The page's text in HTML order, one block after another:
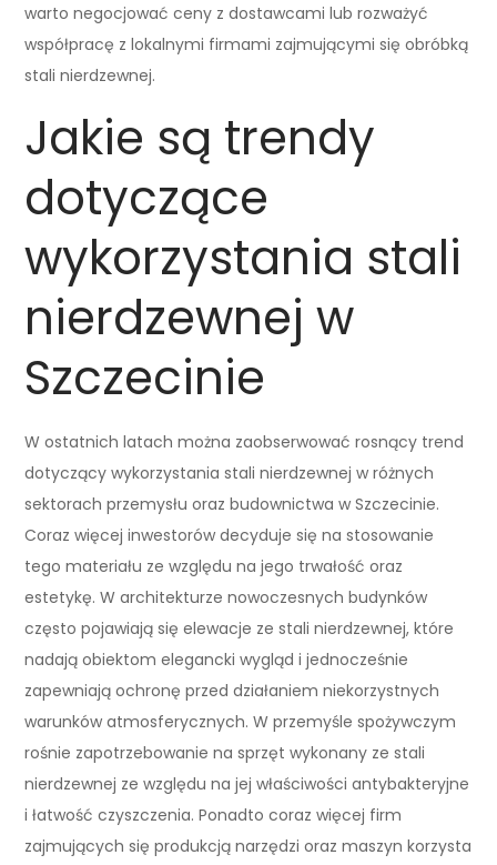
warto negocjować ceny z dostawcami lub rozważyć
współpracę z lokalnymi firmami zajmującymi się obróbką
stali nierdzewnej.
Jakie są trendy
dotyczące
wykorzystania stali
nierdzewnej w
Szczecinie
W ostatnich latach można zaobserwować rosnący trend
dotyczący wykorzystania stali nierdzewnej w różnych
sektorach przemysłu oraz budownictwa w Szczecinie.
Coraz więcej inwestorów decyduje się na stosowanie
tego materiału ze względu na jego trwałość oraz
estetykę. W architekturze nowoczesnych budynków
często pojawiają się elewacje ze stali nierdzewnej, które
nadają obiektom elegancki wygląd i jednocześnie
zapewniają ochronę przed działaniem niekorzystnych
warunków atmosferycznych. W przemyśle spożywczym
rośnie zapotrzebowanie na sprzęt wykonany ze stali
nierdzewnej ze względu na jej właściwości antybakteryjne
i łatwość czyszczenia. Ponadto coraz więcej firm
zajmujących się produkcją narzędzi oraz maszyn korzysta